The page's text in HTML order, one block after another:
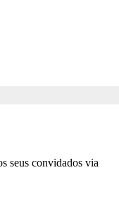
seus convidados via